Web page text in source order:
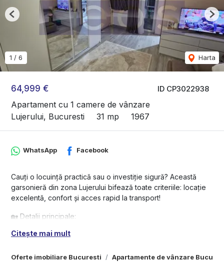
ID CP3022938
64,999 €
Apartament cu 1 camere de vânzare
Lujerului, Bucuresti
31 mp 1967
1 / 6 Harta
Previous
Oferte imobiliare Bucuresti Apartamente de vânzare
WhatsApp Facebook
Cauți o locuință practică sau o investiție sigură? Această
garsonieră din zona Lujerului bifează toate criteriile: locație
excelentă, confort și acces rapid la transport!
🏡 Detalii principale:
Suprafață: 31 mp
Bloc solid din beton (expertizat, fără risc seismic)
Citește mai mult